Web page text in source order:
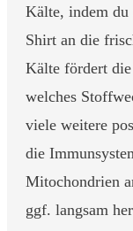
Kälte, indem
Shirt an die
Kälte fördert
welches
viele weitere
die
Mitochondrien
ggf. langsam